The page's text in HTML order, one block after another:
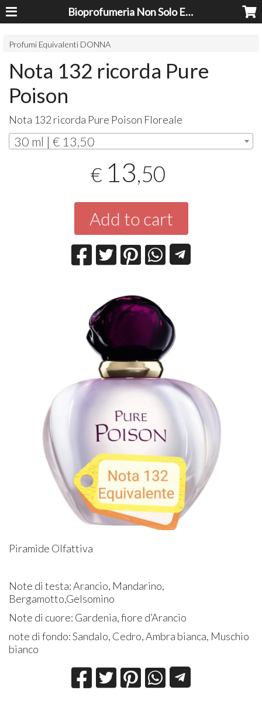
Bioprofumeria Non Solo Essenze
Profumi Equivalenti DONNA
Nota 132 ricorda Pure
Poison
Nota 132 ricorda Pure Poison Floreale
30 ml | € 13,50
€ 13,50
Add to cart
Piramide Olfattiva
Note di testa: Arancio, Mandarino,
Bergamotto,Gelsomino
Note di cuore: Gardenia, fiore d’Arancio
note di fondo: Sandalo, Cedro, Ambra bianca, Muschio
bianco